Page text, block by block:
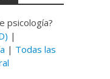
psicología?
|
| Todas las